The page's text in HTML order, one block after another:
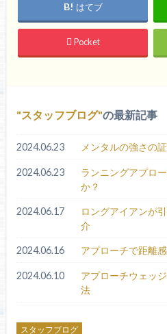
はてブ
Pocket
スタッフブログ の最新記事
2024.06.23 メンタルの強さの
2024.06.23
ランニングアプロ
か？
2024.06.17
ロングアイアンが
介
2024.06.16 アプローチで距離
2024.06.10
アプローチウェッ
法
スタッフブログ